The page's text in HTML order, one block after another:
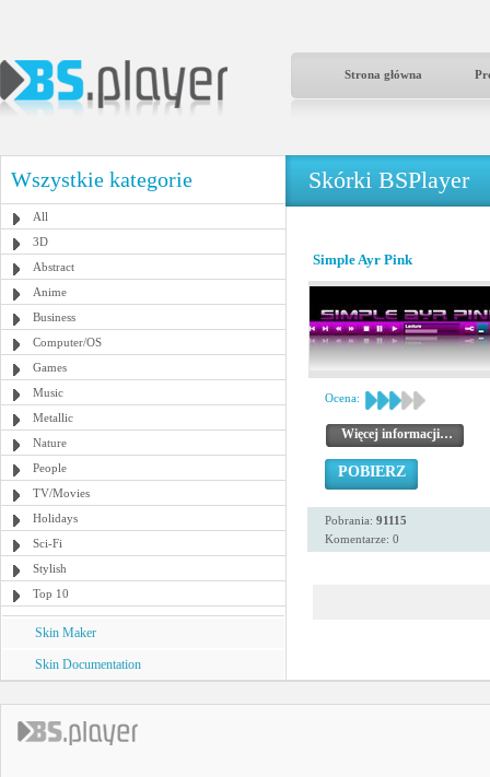
Strona główna
Wszystkie kategorie
All
3D
Abstract
Anime
Business
Computer/OS
Games
Music
Metallic
Nature
People
TV/Movies
Holidays
Sci-Fi
Stylish
Top 10
Skin Maker
Skin Documentation
Skórki BSPlayer
Simple Ayr Pink
Ocena:
Więcej informacji…
POBIERZ
Pobrania: 91115
Komentarze: 0